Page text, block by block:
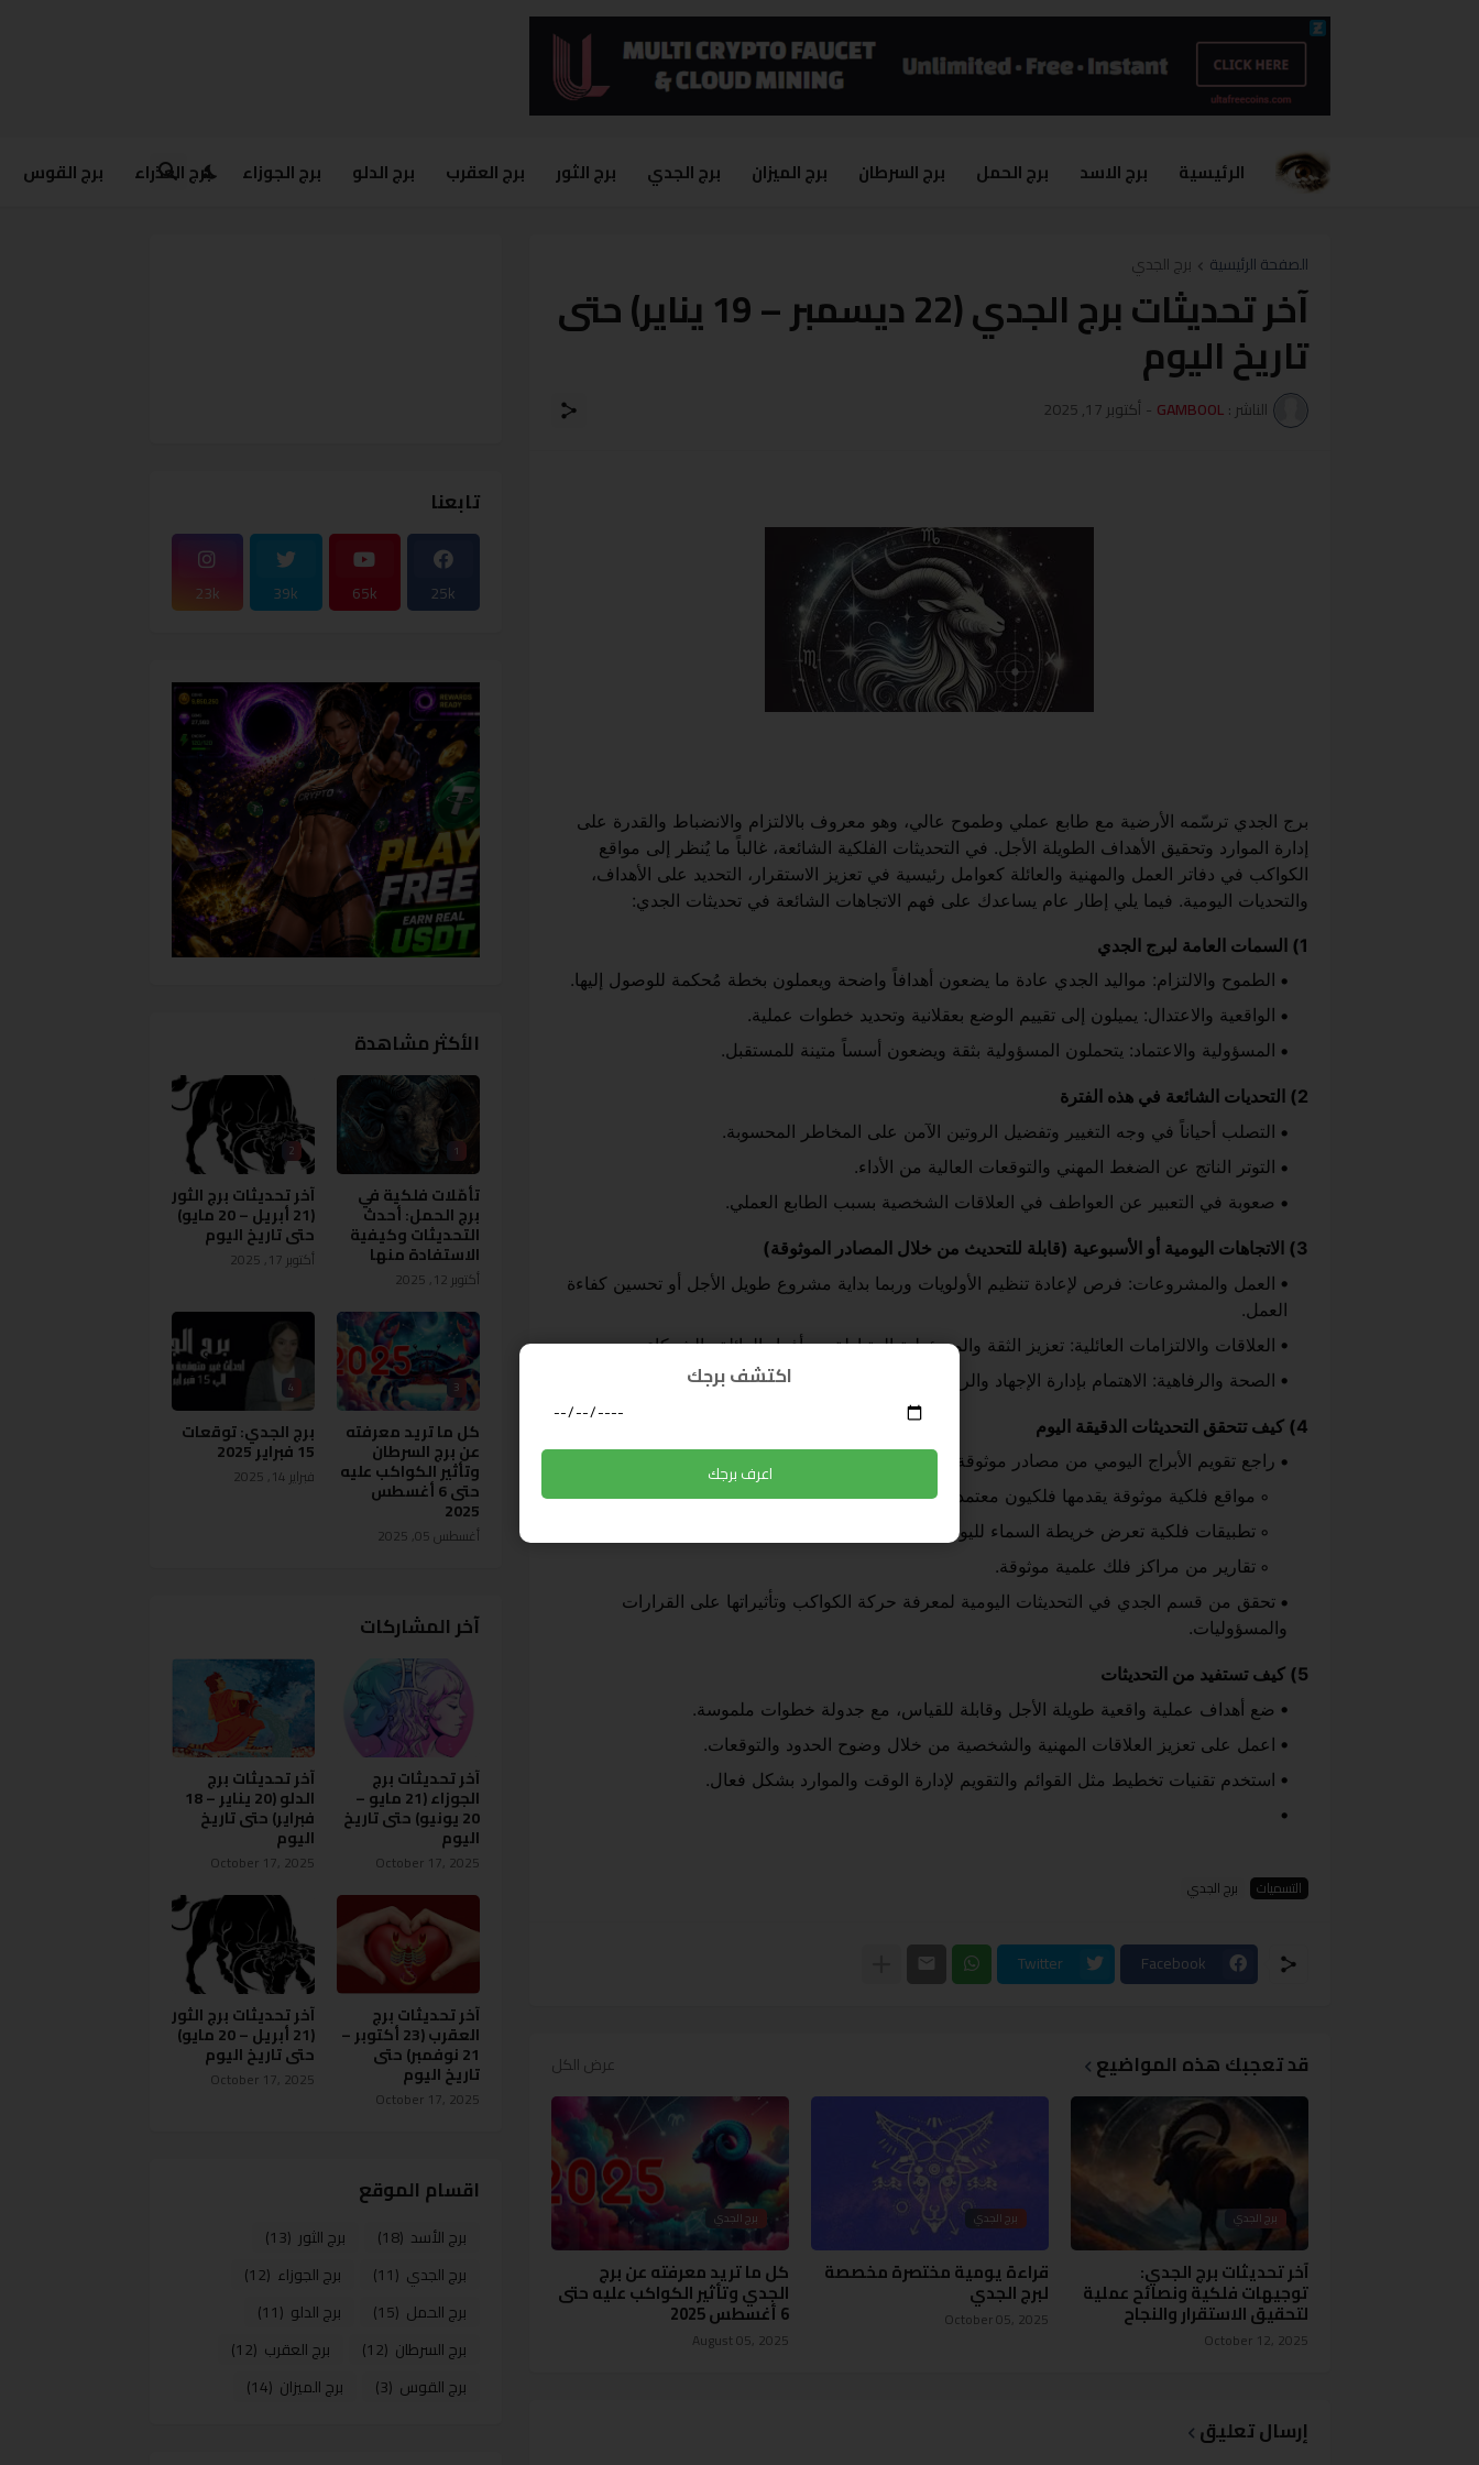
الرئيسية برج الاسد برج الحمل برج السرطان برج الميزان برج الجدي برج الثور برج العقرب برج الدلو برج الجوزاء برج العذراء برج القوس
الصفحة الرئيسية برج الجدي
آخر تحديثات برج الجدي (22 ديسمبر – 19 يناير) حتى
تاريخ اليوم
الناشر : GAMBOOL
- أكتوبر 17, 2025
برج الجدي ترسّمه الأرضية مع طابع عملي وطموح عالي، وهو معروف بالالتزام والانضباط والقدرة على
إدارة الموارد وتحقيق الأهداف الطويلة الأجل. في التحديثات الفلكية الشائعة، غالباً ما يُنظر إلى مواقع
الكواكب في دفاتر العمل والمهنية والعائلة كعوامل رئيسية في تعزيز الاستقرار، التحديد على الأهداف،
والتحديات اليومية. فيما يلي إطار عام يساعدك على فهم الاتجاهات الشائعة في تحديثات الجدي:
1) السمات العامة لبرج الجدي
الطموح والالتزام: مواليد الجدي عادة ما يضعون أهدافاً واضحة ويعملون بخطة مُحكمة للوصول إليها.
الواقعية والاعتدال: يميلون إلى تقييم الوضع بعقلانية وتحديد خطوات عملية.
المسؤولية والاعتماد: يتحملون المسؤولية بثقة ويضعون أسساً متينة للمستقبل.
2) التحديات الشائعة في هذه الفترة
التصلب أحياناً في وجه التغيير وتفضيل الروتين الآمن على المخاطر المحسوبة.
التوتر الناتج عن الضغط المهني والتوقعات العالية من الأداء.
صعوبة في التعبير عن العواطف في العلاقات الشخصية بسبب الطابع العملي.
3) الاتجاهات اليومية أو الأسبوعية (قابلة للتحديث من خلال المصادر الموثوقة)
العمل والمشروعات: فرص لإعادة تنظيم الأولويات وربما بداية مشروع طويل الأجل أو تحسين كفاءة
العمل.
العلاقات والالتزامات العائلية: تعزيز الثقة والمسؤولية المتبادلة مع أفراد العائلة والشركاء.
الصحة والرفاهية: الاهتمام بإدارة الإجهاد والراحة لضمان الأداء المستدام.
4) كيف تتحقق التحديثات الدقيقة اليوم
راجع تقويم الأبراج اليومي من مصادر موثوقة مثل:
مواقع فلكية موثوقة يقدمها فلكيون معتمدون.
تطبيقات فلكية تعرض خريطة السماء لليوم وتأثيراتها على الأبراج الترابية مثل الجدي.
تقارير من مراكز فلك علمية موثوقة.
تحقق من قسم الجدي في التحديثات اليومية لمعرفة حركة الكواكب وتأثيراتها على القرارات
والمسؤوليات.
5) كيف تستفيد من التحديثات
ضع أهداف عملية واقعية طويلة الأجل وقابلة للقياس، مع جدولة خطوات ملموسة.
اعمل على تعزيز العلاقات المهنية والشخصية من خلال وضوح الحدود والتوقعات.
استخدم تقنيات تخطيط مثل القوائم والتقويم لإدارة الوقت والموارد بشكل فعال.
التسميات برج الجدي
Facebook
Twitter
قد تعجبك هذه المواضيع عرض الكل
برج الجدي
آخر تحديثات برج الجدي:
توجيهات فلكية ونصائح عملية
لتحقيق الاستقرار والنجاح
October 12, 2025
برج الجدي
قراءة يومية مختصرة مخصصة
لبرج الجدي
October 05, 2025
برج الجدي
كل ما تريد معرفته عن برج
الجدي وتأثير الكواكب عليه حتى
6 أغسطس 2025
August 05, 2025
إرسال تعليق
تابعنا
25k
65k
39k
23k
الأكثر مشاهدة
1
تأمّلات فلكية في
برج الحمل: أحدث
التحديثات وكيفية
الاستفادة منها
أكتوبر 12, 2025
2
آخر تحديثات برج الثور
(21 أبريل – 20 مايو)
حتى تاريخ اليوم
أكتوبر 17, 2025
3
كل ما تريد معرفته
عن برج السرطان
وتأثير الكواكب عليه
حتى 6 أغسطس
2025
أغسطس 05, 2025
4
برج الجدي: توقعات
15 فبراير 2025
فبراير 14, 2025
آخر المشاركات
آخر تحديثات برج
الجوزاء (21 مايو –
20 يونيو) حتى تاريخ
اليوم
October 17, 2025
آخر تحديثات برج
الدلو (20 يناير – 18
فبراير) حتى تاريخ
اليوم
October 17, 2025
آخر تحديثات برج
العقرب (23 أكتوبر –
21 نوفمبر) حتى
تاريخ اليوم
October 17, 2025
آخر تحديثات برج الثور
(21 أبريل – 20 مايو)
حتى تاريخ اليوم
October 17, 2025
اقسام الموقع
برج الأسد (18) برج الثور (13)
برج الجدي (11) برج الجوزاء (12)
برج الحمل (15) برج الدلو (11)
برج السرطان (12) برج العقرب (12)
برج القوس (3) برج الميزان (14)
اكتشف برجك
اعرف برجك